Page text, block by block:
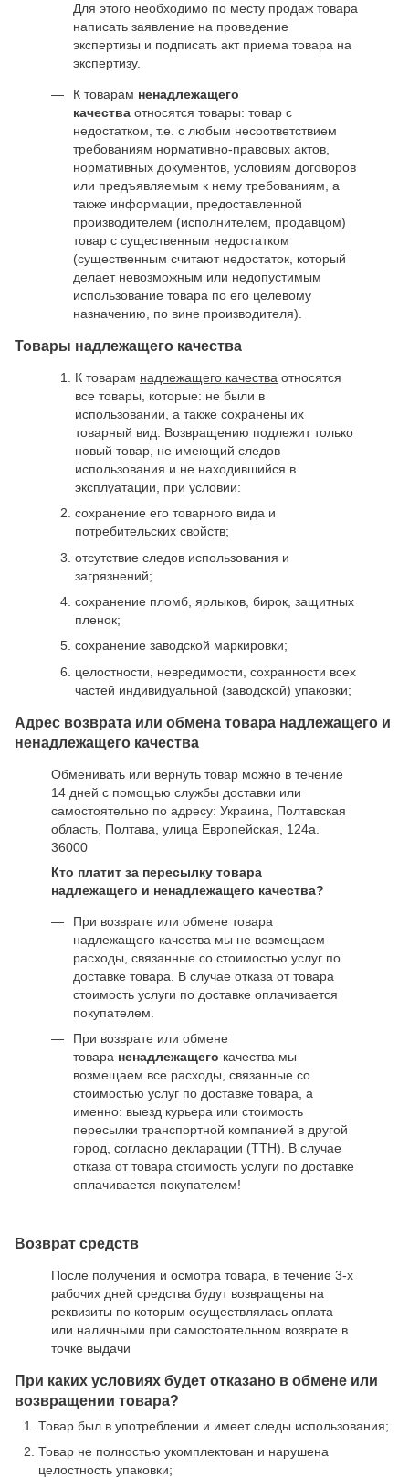
Для этого необходимо по месту продаж товара
написать заявление на проведение
экспертизы и подписать акт приема товара на
экспертизу.
К товарам ненадлежащего
качества относятся товары: товар с
недостатком, т.е. с любым несоответствием
требованиям нормативно-правовых актов,
нормативных документов, условиям договоров
или предъявляемым к нему требованиям, а
также информации, предоставленной
производителем (исполнителем, продавцом)
товар с существенным недостатком
(существенным считают недостаток, который
делает невозможным или недопустимым
использование товара по его целевому
назначению, по вине производителя).
Товары надлежащего качества
К товарам надлежащего качества относятся
все товары, которые: не были в
использовании, а также сохранены их
товарный вид. Возвращению подлежит только
новый товар, не имеющий следов
использования и не находившийся в
эксплуатации, при условии:
сохранение его товарного вида и
потребительских свойств;
отсутствие следов использования и
загрязнений;
сохранение пломб, ярлыков, бирок, защитных
пленок;
сохранение заводской маркировки;
целостности, невредимости, сохранности всех
частей индивидуальной (заводской) упаковки;
Адрес возврата или обмена товара надлежащего и
ненадлежащего качества
Обменивать или вернуть товар можно в течение
14 дней с помощью службы доставки или
самостоятельно по адресу: Украина, Полтавская
область, Полтава, улица Европейская, 124а.
36000
Кто платит за пересылку товара
надлежащего и ненадлежащего качества?
При возврате или обмене товара
надлежащего качества мы не возмещаем
расходы, связанные со стоимостью услуг по
доставке товара. В случае отказа от товара
стоимость услуги по доставке оплачивается
покупателем.
При возврате или обмене
товара ненадлежащего качества мы
возмещаем все расходы, связанные со
стоимостью услуг по доставке товара, а
именно: выезд курьера или стоимость
пересылки транспортной компанией в другой
город, согласно декларации (ТТН). В случае
отказа от товара стоимость услуги по доставке
оплачивается покупателем!
Возврат средств
После получения и осмотра товара, в течение 3-х
рабочих дней средства будут возвращены на
реквизиты по которым осуществлялась оплата
или наличными при самостоятельном возврате в
точке выдачи
При каких условиях будет отказано в обмене или
возвращении товара?
Товар был в употреблении и имеет следы использования;
Товар не полностью укомплектован и нарушена
целостность упаковки;